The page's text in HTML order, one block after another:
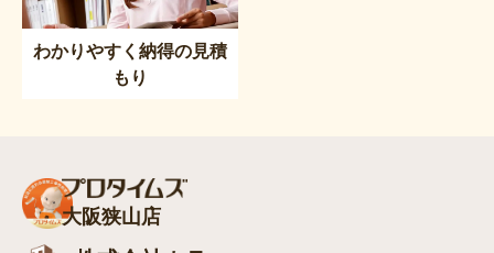
わかりやすく納得の見積
もり
大阪狭山店